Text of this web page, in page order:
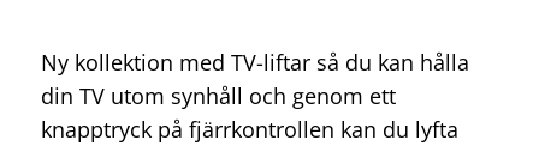
Ny kollektion med TV-liftar så du kan hålla
din TV utom synhåll och genom ett
knapptryck på fjärrkontrollen kan du lyfta